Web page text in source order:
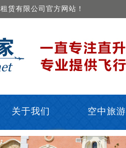
赁有限公司官方网站！
关于我们 空中旅游